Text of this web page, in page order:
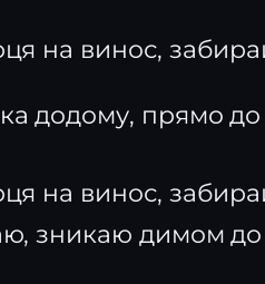
на винос,
додому, прямо до
на винос,
зникаю димом